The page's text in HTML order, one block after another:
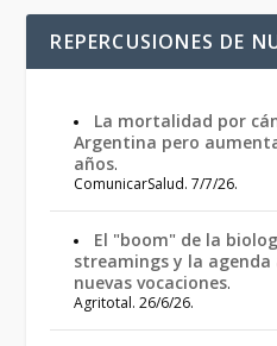
REPERCUSIONES DE
La mortalidad por
Argentina pero
años.
ComunicarSalud. 7/7/26.
El "boom" de la
streamings y la
nuevas vocaciones.
Agritotal. 26/6/26.